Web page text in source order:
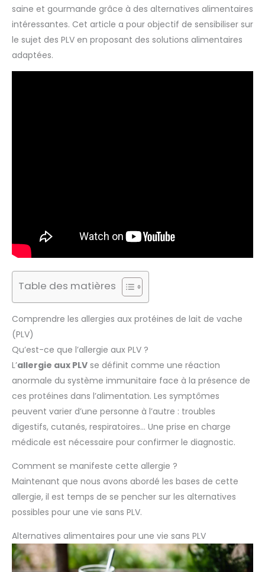
saine et gourmande grâce à des alternatives alimentaires
intéressantes. Cet article a pour objectif de sensibiliser sur
le sujet des PLV en proposant des solutions alimentaires
adaptées.
Table des matières
Comprendre les allergies aux protéines de lait de vache
(PLV)
Qu’est-ce que l’allergie aux PLV ?
L’allergie aux PLV se définit comme une réaction
anormale du système immunitaire face à la présence de
ces protéines dans l’alimentation. Les symptômes
peuvent varier d’une personne à l’autre : troubles
digestifs, cutanés, respiratoires… Une prise en charge
médicale est nécessaire pour confirmer le diagnostic.
Comment se manifeste cette allergie ?
Maintenant que nous avons abordé les bases de cette
allergie, il est temps de se pencher sur les alternatives
possibles pour une vie sans PLV.
Alternatives alimentaires pour une vie sans PLV